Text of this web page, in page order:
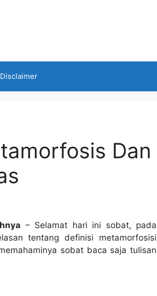
Disclaimer
Dan
– Selamat hari ini sobat, pada
tentang definisi metamorfosisi
sobat baca saja tulisan